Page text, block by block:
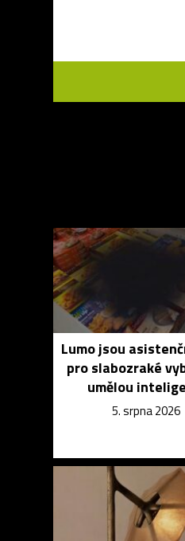
Lumo jsou
pro slabozraké
umělou
5. srpna 2026